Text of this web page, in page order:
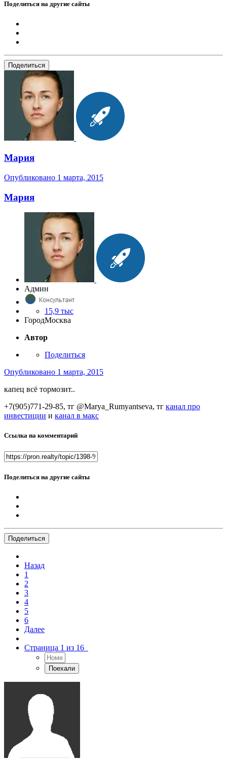
Поделиться на другие сайты
Поделиться
Мария
Опубликовано 1 марта, 2015
Мария
Админ
15,9 тыс
ГородМосква
Автор
Поделиться
Опубликовано 1 марта, 2015
капец всё тормозит..
+7(905)771-29-85, тг @Marya_Rumyantseva, тг канал про
инвестиции и канал в макс
Ссылка на комментарий
Поделиться на другие сайты
Поделиться
Назад
1
2
3
4
5
6
Далее
Страница 1 из 16